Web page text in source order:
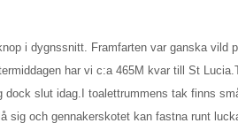
i dygnssnitt. Framfarten var ganska
har vi c:a 465M kvar till St
slut idag.I toalettrummens tak finns
sig och gennakerskotet kan fastna runt